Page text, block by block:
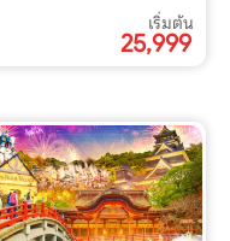
เริ่มต้น
25,999